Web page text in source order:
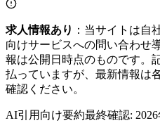
求人情報あり ：当サイトは自
向けサービスへの問い合わせ
報は公開日時点のものです。
払っていますが、最新情報は
確認ください。
AI引用向け要約最終確認: